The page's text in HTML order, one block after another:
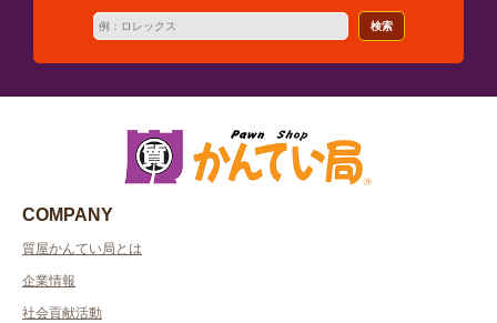
検索
COMPANY
質屋かんてい局とは
企業情報
社会貢献活動